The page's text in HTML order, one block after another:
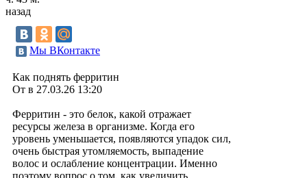
назад
Мы ВКонтакте
Как поднять ферритин
От в 27.03.26 13:20
Ферритин - это белок, какой отражает
ресурсы железа в организме. Когда его
уровень уменьшается, появляются упадок сил,
очень быстрая утомляемость, выпадение
волос и ослабление концентрации. Именно
поэтому вопрос о том, как увеличить